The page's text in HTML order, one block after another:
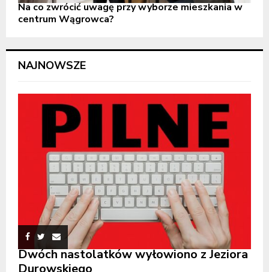
Na co zwrócić uwagę przy wyborze mieszkania w
centrum Wągrowca?
NAJNOWSZE
Dwóch nastolatków wyłowiono z Jeziora
Durowskiego